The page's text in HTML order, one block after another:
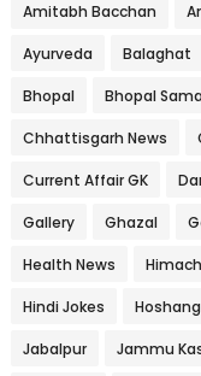
Amitabh Bacchan
Ayurveda Balaghat
Bhopal Bhopal
Chhattisgarh News
Current Affair GK
Gallery Ghazal
Health News
Hindi Jokes
Jabalpur Jammu